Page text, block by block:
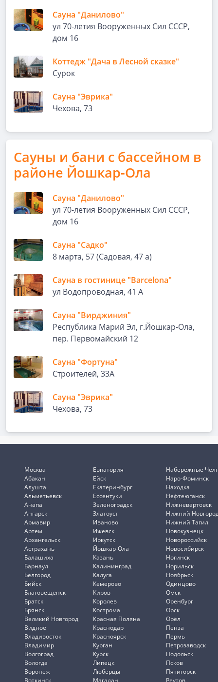
Сауна "Данилово"
ул 70-летия Вооруженных Сил СССР,
дом 16
Коттедж "Дача в Лесной сказке"
Сурок
Сауна "Эврика"
Чехова, 73
Сауны и бани с бассейном в
районе Йошкар-Ола
Сауна "Данилово"
ул 70-летия Вооруженных Сил СССР,
дом 16
Сауна "Садко"
8 марта, 57 (Садовая, 47 а)
Сауна в гостинице "Barcelona"
ул Водопроводная, 41 А
Сауна "Вирджиния"
Республика Марий Эл, г.Йошкар-Ола,
пер. Первомайский 12
Сауна "Фортуна"
Строителей, 33А
Сауна "Эврика"
Чехова, 73
Москва
Абакан
Алушта
Альметьевск
Анапа
Ангарск
Армавир
Артем
Архангельск
Астрахань
Балашиха
Барнаул
Белгород
Бийск
Благовещенск
Братск
Брянск
Великий Новгород
Видное
Владивосток
Владимир
Волгоград
Вологда
Воронеж
Воткинск
Евпатория
Ейск
Екатеринбург
Ессентуки
Зеленоградск
Златоуст
Иваново
Ижевск
Иркутск
Йошкар-Ола
Казань
Калининград
Калуга
Кемерово
Киров
Королев
Кострома
Красная Поляна
Краснодар
Красноярск
Курган
Курск
Липецк
Люберцы
Магадан
Набережные
Наро-Фоминск
Находка
Нефтеюганск
Нижневартовск
Нижний
Нижний Тагил
Новокузнецк
Новороссийск
Новосибирск
Ногинск
Норильск
Ноябрьск
Одинцово
Омск
Оренбург
Орск
Орёл
Пенза
Пермь
Петрозаводск
Подольск
Псков
Пятигорск
Реутов